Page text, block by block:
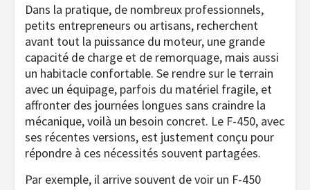
Dans la pratique, de nombreux professionnels,
petits entrepreneurs ou artisans, recherchent
avant tout la puissance du moteur, une grande
capacité de charge et de remorquage, mais aussi
un habitacle confortable. Se rendre sur le terrain
avec un équipage, parfois du matériel fragile, et
affronter des journées longues sans craindre la
mécanique, voilà un besoin concret. Le F-450, avec
ses récentes versions, est justement conçu pour
répondre à ces nécessités souvent partagées.
Par exemple, il arrive souvent de voir un F-450